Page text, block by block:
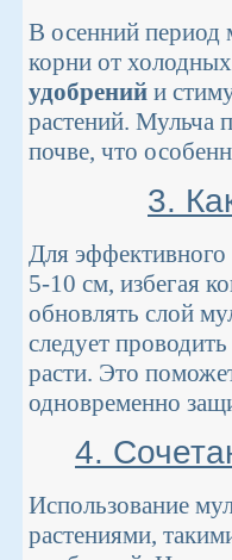
В осенний период
корни от
удобрений и
растений. Мульча
почве, что
3.
Для эффективного
5-10 см, избегая
обновлять слой
следует
расти. Это
одновременно
4.
Использование
растениями,